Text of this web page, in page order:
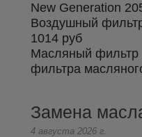
New Generation
Воздушный
1014 руб
Масляный фильтр
фильтра
Замена
4 августа 2026 г.
Онлайн запись
Выберите одну
История обслуживания